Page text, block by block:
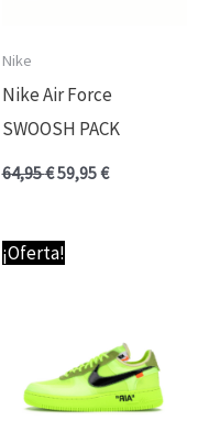
Nike
Nike Air Force
SWOOSH PACK
64,95€59,95€
¡Oferta!
El
precio